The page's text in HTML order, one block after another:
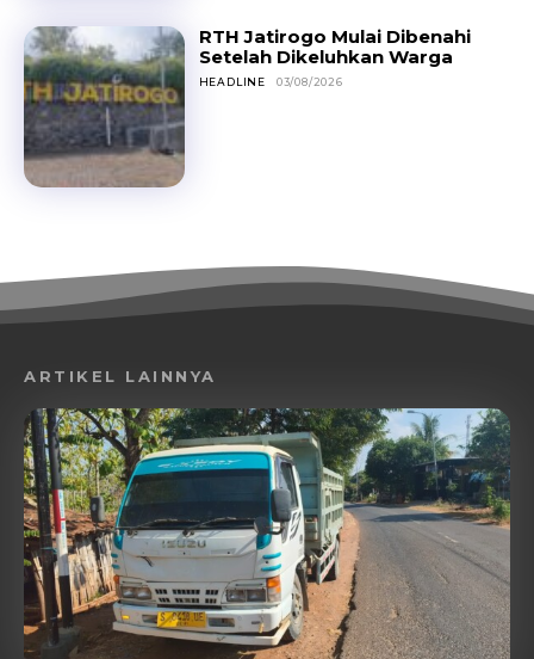
RTH Jatirogo Mulai Dibenahi
Setelah Dikeluhkan Warga
HEADLINE 03/08/2026
ARTIKEL LAINNYA